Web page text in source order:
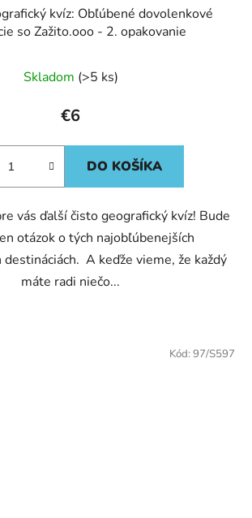
kvíz: Obľúbené dovolenkové
so Zažito.ooo - 2. opakovanie
Skladom (>5 ks)
€6
DO KOŠÍKA
vás ďalší čisto geografický kvíz! Bude
otázok o tých najobľúbenejších
A keďže vieme, že každý
máte radi niečo...
Kód: 97/S597